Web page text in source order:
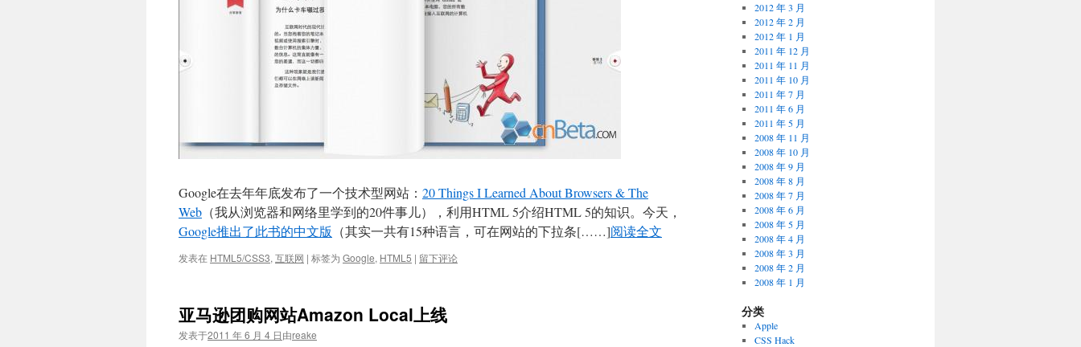
Google在去年年底发布了一个技术型网站： 20 Things I Learned About Browsers & The
Web （我从浏览器和网络里学到的20件事儿），利用HTML 5介绍HTML 5的知识。今天，
Google推出了此书的中文版 （其实一共有15种语言，可在网站的下拉条[……]阅读全文
发表在 HTML5/CSS3, 互联网 | 标签为 Google, HTML5 | 留下评论
亚马逊团购网站Amazon Local上线
发表于2011 年 6 月 4 日由reake
2012 年 3 月
2012 年 2 月
2012 年 1 月
2011 年 12 月
2011 年 11 月
2011 年 10 月
2011 年 7 月
2011 年 6 月
2011 年 5 月
2008 年 11 月
2008 年 10 月
2008 年 9 月
2008 年 8 月
2008 年 7 月
2008 年 6 月
2008 年 5 月
2008 年 4 月
2008 年 3 月
2008 年 2 月
2008 年 1 月
分类
Apple
CSS Hack